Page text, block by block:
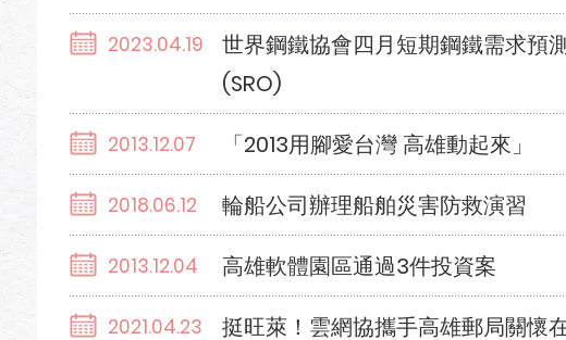
2023.04.19
世界鋼鐵協會四月短期鋼鐵需求
(SRO)
2013.12.07 「2013用腳愛台灣 高雄動起來」
2018.06.12 輪船公司辦理船舶災害防救演習
2013.12.04 高雄軟體園區通過3件投資案
2021.04.23 挺旺萊！雲網協攜手高雄郵局關懷